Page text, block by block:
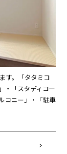
す。「タタミコ
・「スタディコー
コニー」・「駐車